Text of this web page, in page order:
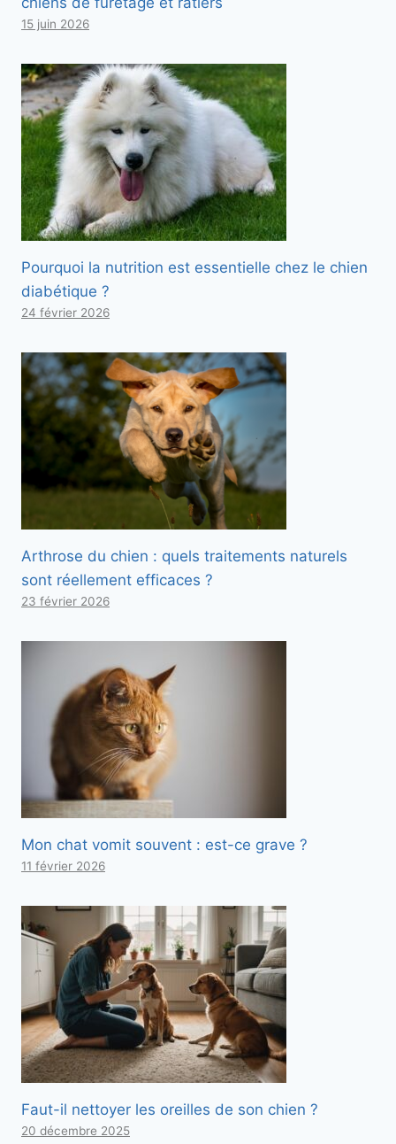
15 juin 2026
Pourquoi la nutrition est essentielle chez le chien
diabétique ?
24 février 2026
Arthrose du chien : quels traitements naturels
sont réellement efficaces ?
23 février 2026
Mon chat vomit souvent : est-ce grave ?
11 février 2026
Faut-il nettoyer les oreilles de son chien ?
20 décembre 2025